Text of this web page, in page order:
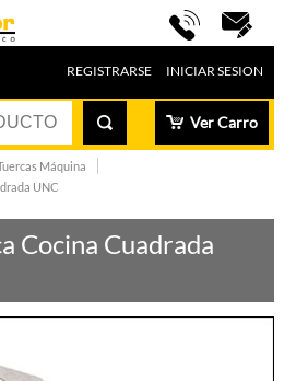
REGISTRARSE INICIAR SESION
Ver Carro
Máquina
UNC
Cocina Cuadrada